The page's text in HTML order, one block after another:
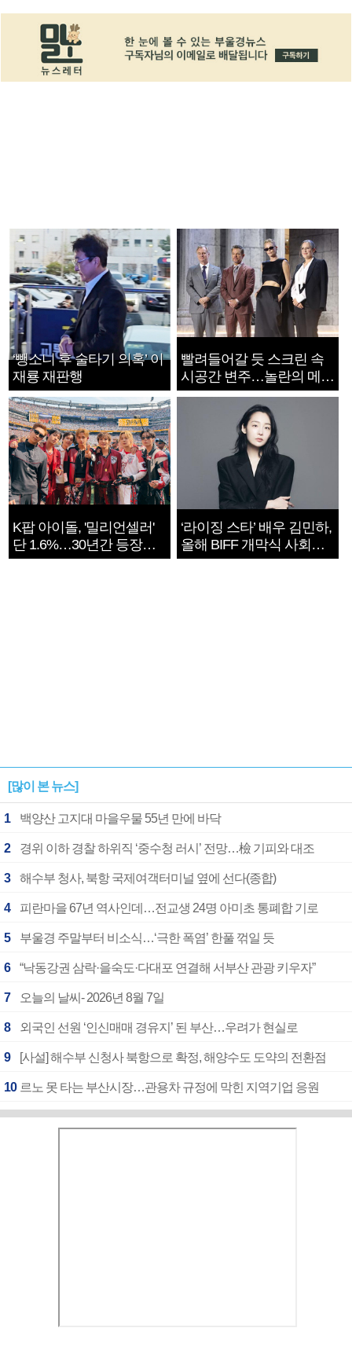
‘뺑소니 후 술타기 의혹’ 이
재룡 재판행
빨려들어갈 듯 스크린 속
시공간 변주…놀란의 메시
지는 ‘전쟁 속죄’
K팝 아이돌, '밀리언셀러'
단 1.6%…30년간 등장
1182개팀 전수조사
‘라이징 스타’ 배우 김민하,
올해 BIFF 개막식 사회자
확정
[많이 본 뉴스]
1 백양산 고지대 마을우물 55년 만에 바닥
2 경위 이하 경찰 하위직 ‘중수청 러시’ 전망…檢 기피와 대조
3 해수부 청사, 북항 국제여객터미널 옆에 선다(종합)
4 피란마을 67년 역사인데…전교생 24명 아미초 통폐합 기로
5 부울경 주말부터 비소식…‘극한 폭염’ 한풀 꺾일 듯
6 “낙동강권 삼락·을숙도·다대포 연결해 서부산 관광 키우자”
7 오늘의 날씨- 2026년 8월 7일
8 외국인 선원 ‘인신매매 경유지’ 된 부산…우려가 현실로
9 [사설] 해수부 신청사 북항으로 확정, 해양수도 도약의 전환점
10 르노 못 타는 부산시장…관용차 규정에 막힌 지역기업 응원